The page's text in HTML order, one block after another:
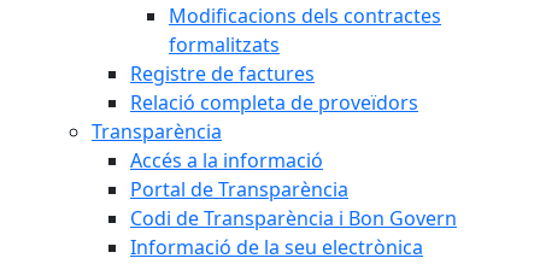
Modificacions dels contractes
formalitzats
Registre de factures
Relació completa de proveïdors
Transparència
Accés a la informació
Portal de Transparència
Codi de Transparència i Bon Govern
Informació de la seu electrònica